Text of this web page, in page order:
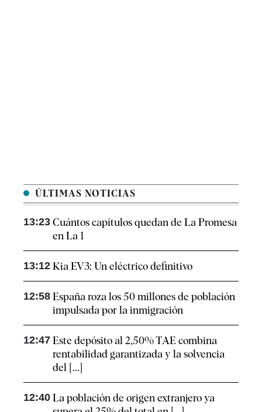
ÚLTIMAS NOTICIAS
13:23 Cuántos capítulos quedan de La Promesa
en La 1
13:12 Kia EV3: Un eléctrico definitivo
12:58 España roza los 50 millones de población
impulsada por la inmigración
12:47 Este depósito al 2,50% TAE combina
rentabilidad garantizada y la solvencia
del [...]
12:40 La población de origen extranjero ya